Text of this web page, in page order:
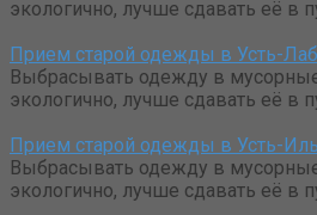
экологично, лучше сдавать её в
Прием старой одежды в Усть-
Выбрасывать одежду в
экологично, лучше сдавать её в
Прием старой одежды в Усть-
Выбрасывать одежду в
экологично, лучше сдавать её в